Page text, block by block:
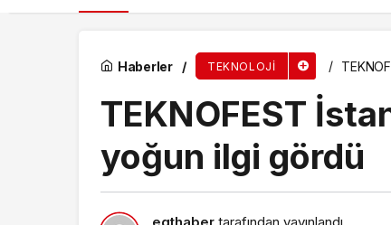
Haberler TEKNOLOJI
TEKNOFEST
yoğun ilgi gördü
egthaber tarafından yayınlandı